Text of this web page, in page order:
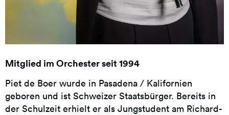
Mitglied im Orchester seit 1994
Piet de Boer wurde in Pasadena / Kalifornien
geboren und ist Schweizer Staatsbürger. Bereits in
der Schulzeit erhielt er als Jungstudent am Richard-